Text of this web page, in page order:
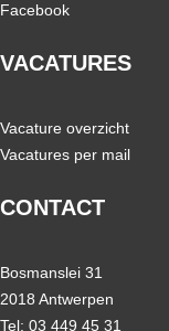
Facebook
VACATURES
Vacature overzicht
Vacatures per mail
CONTACT
Bosmanslei 31
2018 Antwerpen
Tel: 03 449 45 31